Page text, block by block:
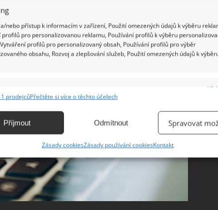
nebo přístup k informacím v zařízení, Použití omezených údajů k výběru
profilů pro personalizovanou reklamu, Používání profilů k výběru
profilů pro personalizovaný obsah, Používání profilů pro výběr
obsahu, Rozvoj a zlepšování služeb, Použití omezených údajů k
zařízení na základě automaticky přenášených informací.
aktivně vyžádaných informací.
bezpečnosti, předcházení a zjišťování podvodů a
chyb, Poskytování a zobrazování reklamy a obsahu,
a sdělování voleb ochrany osobních údajů.
prodejcůPřečtěte si více o těchto účelech
Příjmout Odmítnout Spravovat
Zásady cookiesZásady používání cookiesKontakt